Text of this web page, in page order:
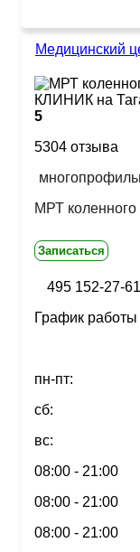
Медицинский
5
5304 отзыва
МРТ коленного
Записаться
495 152-27-61
График работы
пн-пт:
сб:
вс:
08:00 - 21:00
08:00 - 21:00
08:00 - 21:00